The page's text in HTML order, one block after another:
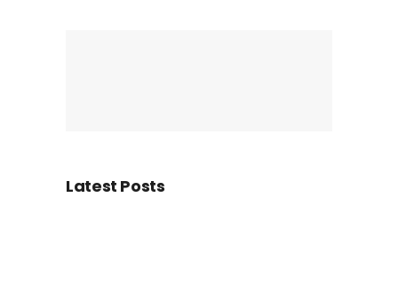
Latest Posts